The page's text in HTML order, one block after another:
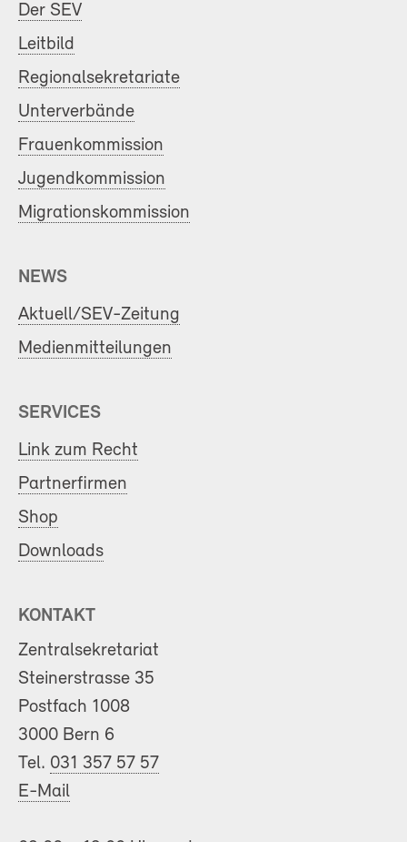
Der SEV
Leitbild
Regionalsekretariate
Unterverbände
Frauenkommission
Jugendkommission
Migrationskommission
NEWS
Aktuell/SEV-Zeitung
Medienmitteilungen
SERVICES
Link zum Recht
Partnerfirmen
Shop
Downloads
KONTAKT
Zentralsekretariat
Steinerstrasse 35
Postfach 1008
3000 Bern 6
Tel. 031 357 57 57
E-Mail